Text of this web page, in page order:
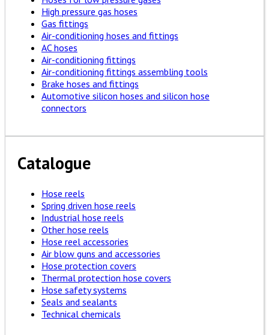
High pressure gas hoses
Gas fittings
Air-conditioning hoses and fittings
AC hoses
Air-conditioning fittings
Air-conditioning fittings assembling tools
Brake hoses and fittings
Automotive silicon hoses and silicon hose
connectors
Catalogue
Hose reels
Spring driven hose reels
Industrial hose reels
Other hose reels
Hose reel accessories
Air blow guns and accessories
Hose protection covers
Thermal protection hose covers
Hose safety systems
Seals and sealants
Technical chemicals